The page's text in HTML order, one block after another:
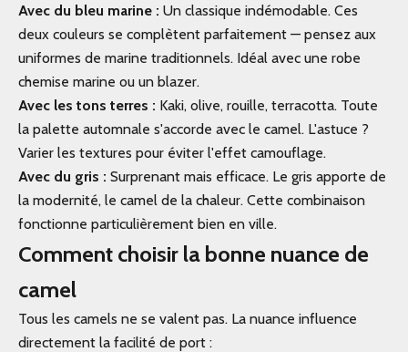
Avec du bleu marine : Un classique indémodable. Ces
deux couleurs se complètent parfaitement — pensez aux
uniformes de marine traditionnels. Idéal avec une robe
chemise marine ou un blazer.
Avec les tons terres : Kaki, olive, rouille, terracotta. Toute
la palette automnale s'accorde avec le camel. L'astuce ?
Varier les textures pour éviter l'effet camouflage.
Avec du gris : Surprenant mais efficace. Le gris apporte de
la modernité, le camel de la chaleur. Cette combinaison
fonctionne particulièrement bien en ville.
Comment choisir la bonne nuance de
camel
Tous les camels ne se valent pas. La nuance influence
directement la facilité de port :